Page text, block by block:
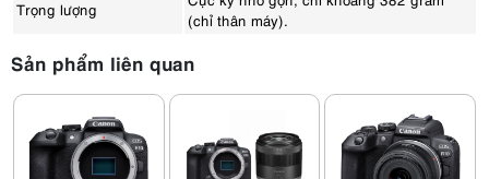
Trọng lượng
(chỉ thân máy).
Sản phẩm liên quan